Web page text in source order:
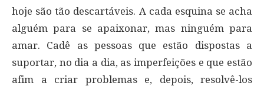
hoje são tão descartáveis. A cada esquina se acha
alguém para se apaixonar, mas ninguém para
amar. Cadê as pessoas que estão dispostas a
suportar, no dia a dia, as imperfeições e que estão
afim a criar problemas e, depois, resolvê-los